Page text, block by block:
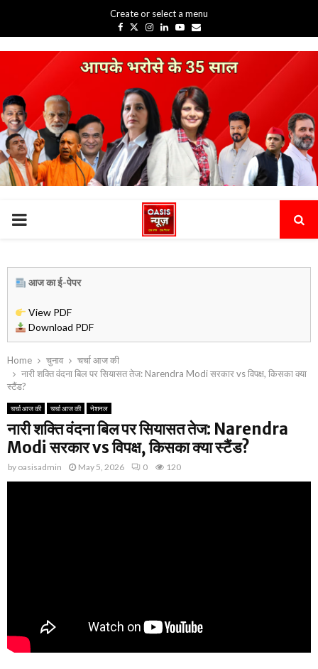
Create or select a menu
Facebook
TwitterInstagram
Linkedin
Youtube
Email
PRIMARY
Home चुनाव
चर्चा आज की
नारी शक्ति वंदना बिल पर सियासत तेज: Narendra Modi सरकार vs विपक्ष, किसका क्या
स्टैंड?
चर्चा आज की चर्चा आज की नेशनल
नारी शक्ति वंदना बिल पर सियासत तेज: Narendra
Modi सरकार vs विपक्ष, किसका क्या स्टैंड?
by oasisadmin May 5, 2026 0 120
आज का ई-पेपर
View PDF
Download PDF